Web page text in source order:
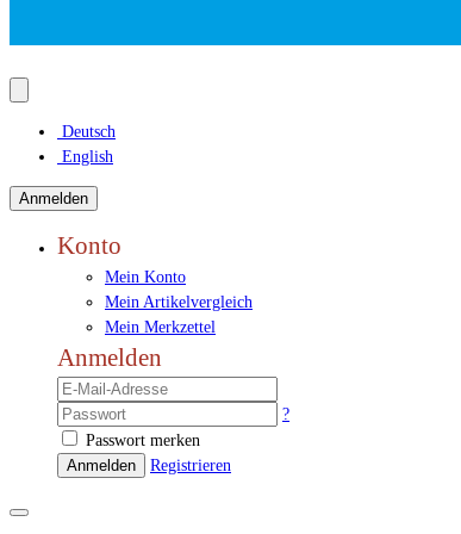
Deutsch
English
Anmelden
Konto
Mein Konto
Mein Artikelvergleich
Mein Merkzettel
Anmelden
?
Passwort merken
Anmelden
Registrieren